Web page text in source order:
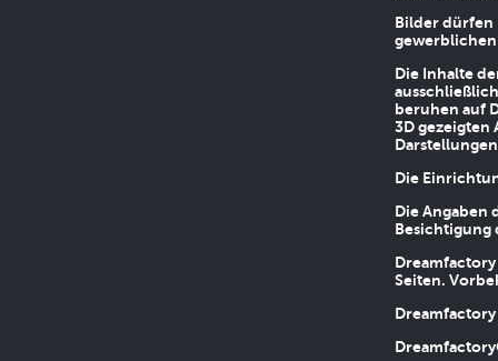
Bilder dürfen
Die Inhalte
beruhen auf
3D gezeigten
Die
Die
Besichtigung
Seiten.